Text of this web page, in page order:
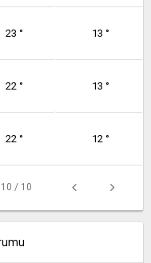
23 ° 13 °
22 ° 13 °
22 ° 12 °
10 / 10